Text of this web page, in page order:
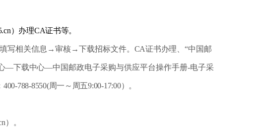
）办理CA证书等。
相关信息→审核→下载招标文件。 CA证书办理、“中国邮
—下载中心—中国邮政电子采购与供应平台操作手册-电子采
788-8550(周一～周五9:00-17:00）。
）。